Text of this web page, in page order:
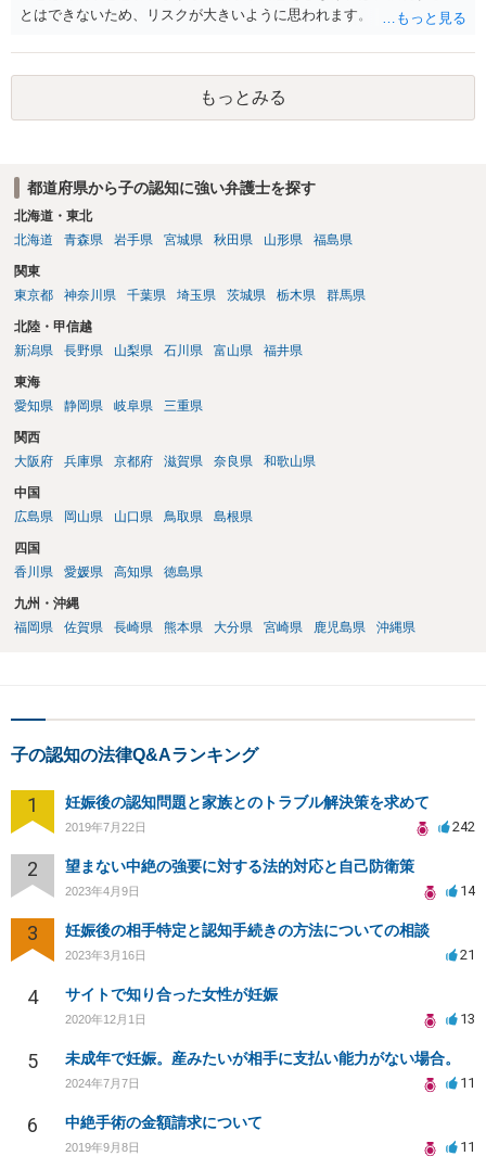
して半分ずつ分けるものですから、 結婚していない場合は、財産分与
の必要はありません。 婚約解消の場合は、財産分与は認められませ
ん。 ただ、内縁関係にあって、それを解消した場合は、財産分与が認
められます。 仮に財産分与が必要だとしても （ご記載の内容だけでは
判断できませんがおそらく財産分与が必要な可能性は低いと思います
が。）、 財産分与は、その同居期間について認められるものですの
く、 マンションの価値と残ローンの差額が財産分与の対象になり得ま
子さんがそれまでの貯金で購入した場合は、 そもそも、財産分与の対
象にはなりません。） ３ 裁判になった場合にどうすべきか 養育費や
財産分与に争いがある場合は、調停・審判になりますが、 その場合
は、弁護士にご依頼になり、必要な主張をしていくといいですよ。 ご
にして、お近くの弁護士に直接相談されて、今後の対応についてアド
バイスを求めることをおすすめいたします。 ご参考にしていただけま
すと幸いです。
とはできないため、リスクが大きいように思われます。
もっとみる
都道府県から子の認知に強い弁護士を探す
北海道・東北
北海道
青森県 岩手県 宮城県 秋田県 山形県 福島県
関東
東京都
神奈川県 千葉県 埼玉県 茨城県 栃木県 群馬県
北陸・甲信越
新潟県
長野県 山梨県 石川県 富山県 福井県
東海
愛知県
静岡県 岐阜県 三重県
関西
大阪府
兵庫県 京都府 滋賀県 奈良県 和歌山県
中国
広島県
岡山県 山口県 鳥取県 島根県
四国
香川県
愛媛県 高知県 徳島県
九州・沖縄
福岡県
佐賀県 長崎県 熊本県 大分県 宮崎県 鹿児島県 沖縄県
子の認知の法律Q&Aランキング
1 妊娠後の認知問題と家族とのトラブル解決策を求めて
2019年7月22日 242
2 望まない中絶の強要に対する法的対応と自己防衛策
2023年4月9日 14
3 妊娠後の相手特定と認知手続きの方法についての相談
2023年3月16日 21
4 サイトで知り合った女性が妊娠
2020年12月1日 13
5 未成年で妊娠。産みたいが相手に支払い能力がない場合。
2024年7月7日 11
6 中絶手術の金額請求について
2019年9月8日 11